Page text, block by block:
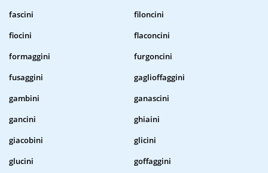
fascini
filoncini
fiocini
flaconcini
formaggini
furgoncini
fusaggini
gaglioffaggini
gambini
ganascini
gancini
ghiaini
giacobini
glicini
glucini
goffaggini